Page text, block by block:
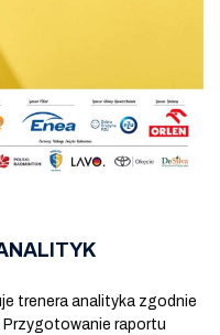
trenera analityka zgodnie
raportu